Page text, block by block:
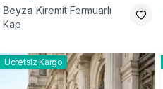
Beyza Kiremit Fermuarlı
Kap
Ücretsiz Kargo